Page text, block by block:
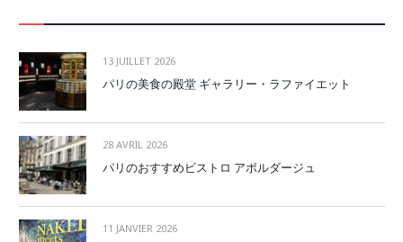
13 JUILLET 2026
パリの美食の殿堂 ギャラリー・ラファイエット
28 AVRIL 2026
パリのおすすめビストロ アボルダージュ
11 JANVIER 2026